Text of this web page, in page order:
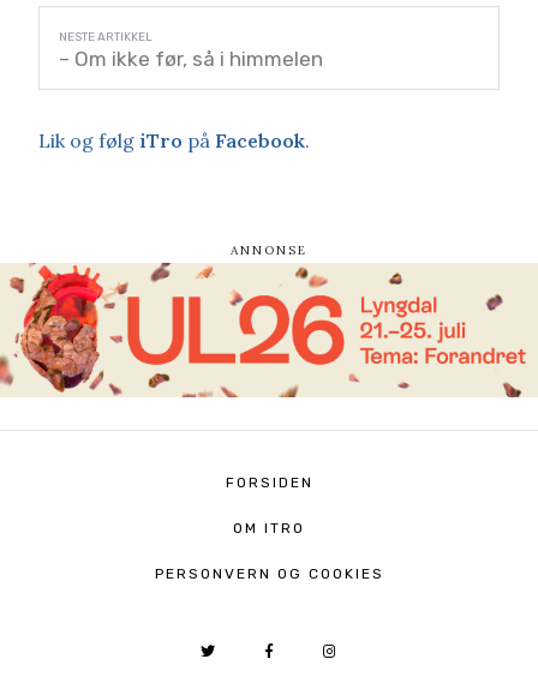
– Om ikke før, så i himmelen
Lik og følg iTro på Facebook.
FORSIDEN
OM ITRO
PERSONVERN OG COOKIES